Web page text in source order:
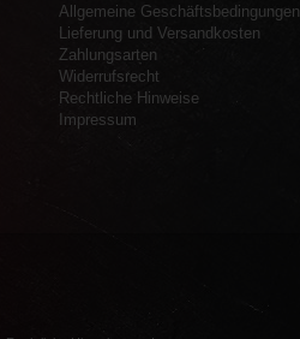
Allgemeine Geschäftsbedingungen
Lieferung und Versandkosten
Zahlungsarten
Widerrufsrecht
Rechtliche Hinweise
Impressum